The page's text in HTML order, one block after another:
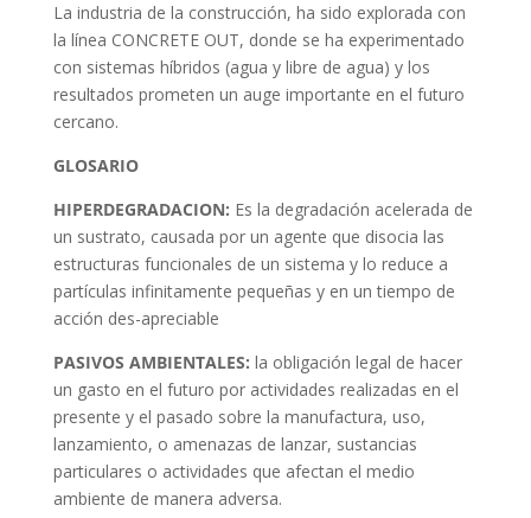
La industria de la construcción, ha sido explorada con
la línea CONCRETE OUT, donde se ha experimentado
con sistemas híbridos (agua y libre de agua) y los
resultados prometen un auge importante en el futuro
cercano.
GLOSARIO
HIPERDEGRADACION: Es la degradación acelerada de
un sustrato, causada por un agente que disocia las
estructuras funcionales de un sistema y lo reduce a
partículas infinitamente pequeñas y en un tiempo de
acción des-apreciable
PASIVOS AMBIENTALES: la obligación legal de hacer
un gasto en el futuro por actividades realizadas en el
presente y el pasado sobre la manufactura, uso,
lanzamiento, o amenazas de lanzar, sustancias
particulares o actividades que afectan el medio
ambiente de manera adversa.